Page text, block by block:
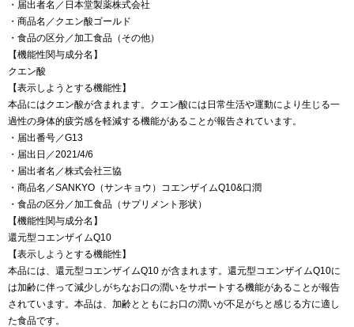
・届出者名／日本堂製薬株式会社
・商品名／クエン酸ゴールド
・食品の区分／加工食品（その他）
【機能性関与成分名】
クエン酸
【表示しようとする機能性】
本品にはクエン酸が含まれます。クエン酸には日常生活や運動により生じる一
過性の身体的疲労感を軽減する機能があることが報告されています。
・届出番号／G13
・届出日／2021/4/6
・届出者名／株式会社三協
・商品名／SANKYO（サンキョウ）コエンザイムQ10&口潤
・食品の区分／加工食品（サプリメント形状）
【機能性関与成分名】
還元型コエンザイムQ10
【表示しようとする機能性】
本品には、還元型コエンザイムQ10 が含まれます。還元型コエンザイムQ10に
は加齢に伴って減少しがちなお口の潤いをサポートする機能があることが報告
されています。本品は、加齢とともにお口の潤いが不足がちと感じる方に適し
た食品です。